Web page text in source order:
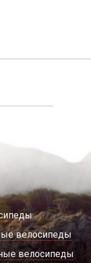
велосипеды
велосипеды